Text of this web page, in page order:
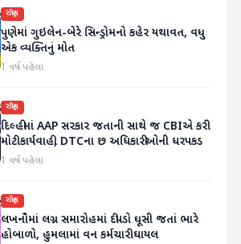
રાષ્ટ્રીય
પુણેમાં ગુઇલેન-બેરે સિન્ડ્રોમનો કહેર યથાવત, વધુ
એક વ્યક્તિનું મોત
1 વર્ષ પહેલા
રાષ્ટ્રીય
દિલ્હીમાં AAP સરકાર જતાની સાથે જ CBIએ કરી
મોટી કાર્યવાહી, DTCના છ અધિકારીઓની ધરપકડ
1 વર્ષ પહેલા
રાષ્ટ્રીય
લખનૌમાં લગ્ન સમારોહમાં દીપડો ઘૂસી જતાં ભારે
હોબાળો, હુમલામાં વન કર્મચારી ઘાયલ